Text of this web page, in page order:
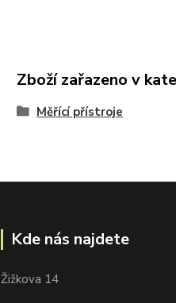
Zboží zařazeno v
Měřící přístroje
Kde nás najdete
Žižkova 14